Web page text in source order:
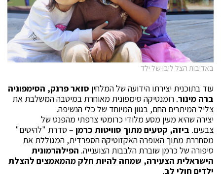
באדיבות הצל ליבו של ילד
עוד בתוכנית יצירתו הידועה של המלחין סזאר פרנק, הסימפוניה
ברה מינור. רומנטיקה סימפונית מאוחרת במיטבה המשלבת את
צליל המיתרים החם, בגוון המיוחד של כלי הנשיפה.
יצירה שהיא מעין מסע מלודי כרומטי צרפתי מהפנט של
צבעים. ביזה, קטעים מתוך סוויטות כרמן– סדרת "להיטים"
מסחררת מתוך האופרה האקזוטיקה הספרדית, המגוללת את
סיפורה של כרמן שוברת הלבבות הצוענייה. הפילהרמונית
הישראלית הצעירה, שמחה להיות חלק מהמאמצים להצלת
ילדים חולי לב.